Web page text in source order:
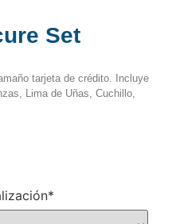
Set
tarjeta de crédito. Incluye
Lima de Uñas, Cuchillo,